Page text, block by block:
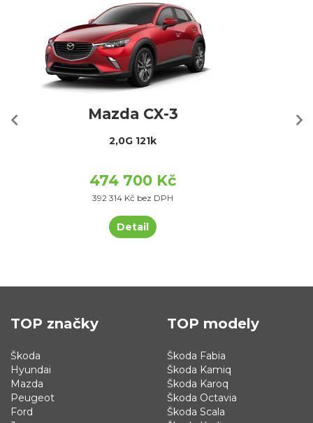
Mazda CX-3
2,0G 121k
474 700 Kč
392 314 Kč bez DPH
Detail
TOP značky
Škoda
Hyundai
Mazda
Peugeot
Ford
TOP modely
Škoda Fabia
Škoda Kamiq
Škoda Karoq
Škoda Octavia
Škoda Scala